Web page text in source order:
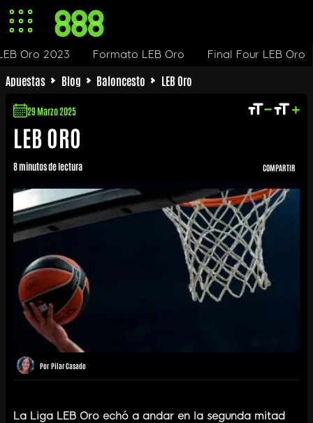
Apuestas Blog Baloncesto LEB Oro
LEB ORO
29 Marzo 2025
8 minutos de lectura
Por Pilar Casado
COMPARTIR
La Liga LEB Oro echó a andar en la segunda mitad
Oro 2023 Formato LEB Oro Final Four LEB Oro